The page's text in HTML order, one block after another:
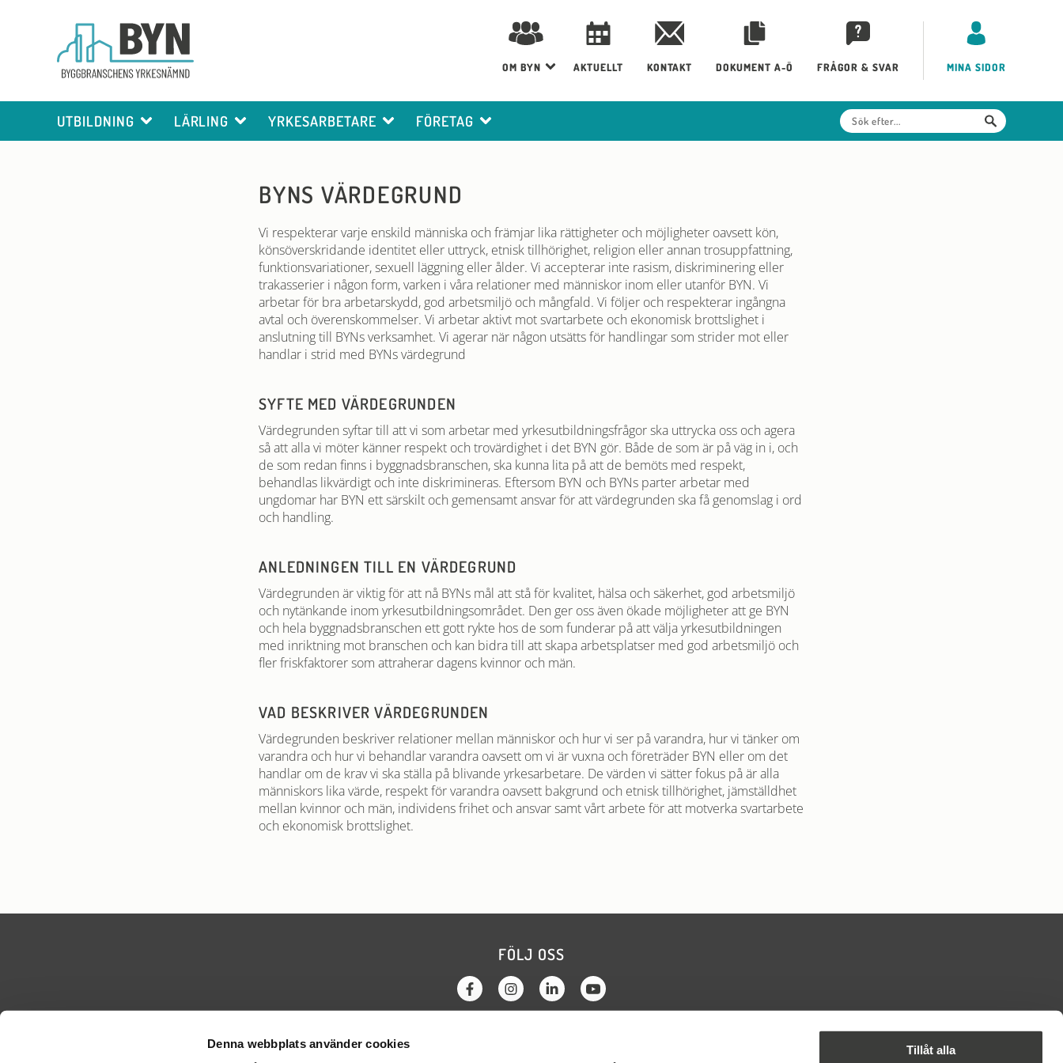
Denna webbplats använder cookies
Tillåt alla
OM BYN AKTUELLT KONTAKT DOKUMENT A-Ö FRÅGOR & SVAR MINA SIDOR
UTBILDNING LÄRLING YRKESARBETARE FÖRETAG
BYNS VÄRDEGRUND
Vi respekterar varje enskild människa och främjar lika rättigheter och möjligheter oavsett kön,
könsöverskridande identitet eller uttryck, etnisk tillhörighet, religion eller annan trosuppfattning,
funktionsvariationer, sexuell läggning eller ålder. Vi accepterar inte rasism, diskriminering eller
trakasserier i någon form, varken i våra relationer med människor inom eller utanför BYN. Vi
arbetar för bra arbetarskydd, god arbetsmiljö och mångfald. Vi följer och respekterar ingångna
avtal och överenskommelser. Vi arbetar aktivt mot svartarbete och ekonomisk brottslighet i
anslutning till BYNs verksamhet. Vi agerar när någon utsätts för handlingar som strider mot eller
handlar i strid med BYNs värdegrund
SYFTE MED VÄRDEGRUNDEN
Värdegrunden syftar till att vi som arbetar med yrkesutbildningsfrågor ska uttrycka oss och agera
så att alla vi möter känner respekt och trovärdighet i det BYN gör. Både de som är på väg in i, och
de som redan finns i byggnadsbranschen, ska kunna lita på att de bemöts med respekt,
behandlas likvärdigt och inte diskrimineras. Eftersom BYN och BYNs parter arbetar med
ungdomar har BYN ett särskilt och gemensamt ansvar för att värdegrunden ska få genomslag i ord
och handling.
ANLEDNINGEN TILL EN VÄRDEGRUND
Värdegrunden är viktig för att nå BYNs mål att stå för kvalitet, hälsa och säkerhet, god arbetsmiljö
och nytänkande inom yrkesutbildningsområdet. Den ger oss även ökade möjligheter att ge BYN
och hela byggnadsbranschen ett gott rykte hos de som funderar på att välja yrkesutbildningen
med inriktning mot branschen och kan bidra till att skapa arbetsplatser med god arbetsmiljö och
fler friskfaktorer som attraherar dagens kvinnor och män.
VAD BESKRIVER VÄRDEGRUNDEN
Värdegrunden beskriver relationer mellan människor och hur vi ser på varandra, hur vi tänker om
varandra och hur vi behandlar varandra oavsett om vi är vuxna och företräder BYN eller om det
handlar om de krav vi ska ställa på blivande yrkesarbetare. De värden vi sätter fokus på är alla
människors lika värde, respekt för varandra oavsett bakgrund och etnisk tillhörighet, jämställdhet
mellan kvinnor och män, individens frihet och ansvar samt vårt arbete för att motverka svartarbete
och ekonomisk brottslighet.
FÖLJ OSS
KONTAKTA OSS